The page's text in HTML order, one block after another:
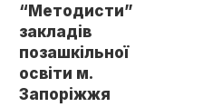
“Методисти”
закладів
позашкільної
освіти м.
Запоріжжя